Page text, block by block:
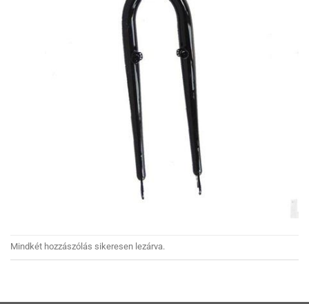
Mindkét hozzászólás sikeresen lezárva.